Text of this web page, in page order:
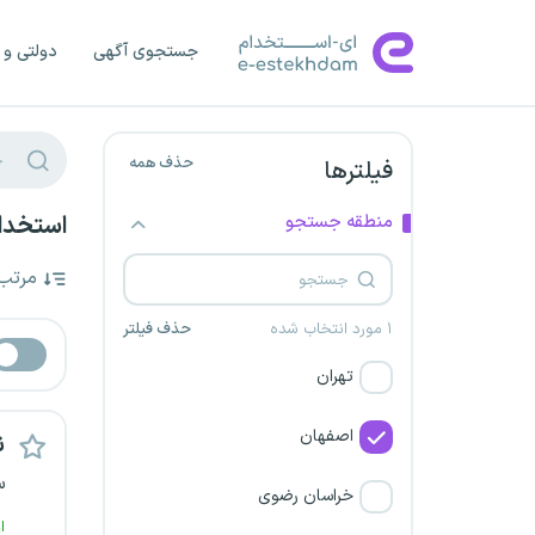
جستجوی آگهی دولتی
فیلترها حذف همه
منطقه جستجو
۱ مورد انتخاب شده حذف فیلتر
تهران
اصفهان
خراسان رضوی